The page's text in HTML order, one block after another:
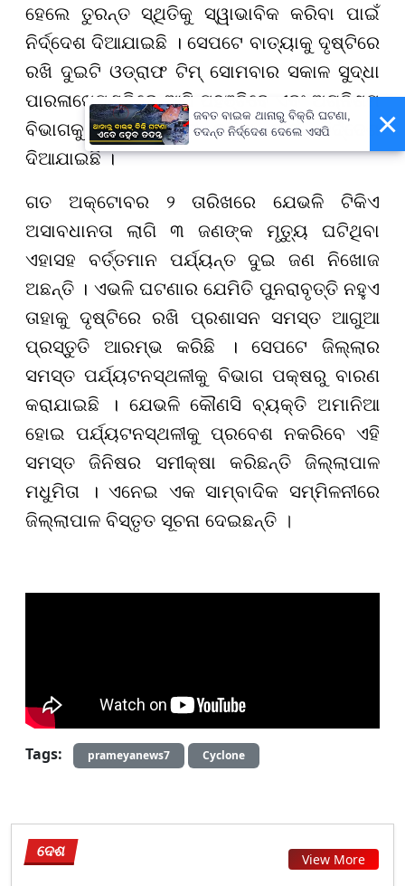
ହେଲେ ତୁରନ୍ତ ସ୍ଥିତିକୁ ସ୍ୱାଭାବିକ କରିବା ପାଇଁ
ନିର୍ଦ୍ଦେଶ ଦିଆଯାଇଛି । ସେପଟେ ବାତ୍ୟାକୁ ଦୃଷ୍ଟିରେ
ରଖି ଦୁଇଟି ଓଡ୍ରାଫ ଟିମ୍ ସୋମବାର ସକାଳ ସୁଦ୍ଧା
ପାରଳାଖେମୁଣ୍ଡିରେ ଆସି ପହଞ୍ଚିବେ ଏବଂ ଅଗ୍ନି ଶମ
ବିଭାଗକୁ ମଧ୍ୟ ସଜାଗ ରହିବାପାଇଁ ନିର୍ଦ୍ଦେଶ
ଦିଆଯାଇଛି ।
ଗତ ଅକ୍ଟୋବର ୨ ତାରିଖରେ ଯେଭଳି ଟିକିଏ
ଅସାବଧାନତା ଲାଗି ୩ ଜଣଙ୍କ ମୃତ୍ୟୁ ଘଟିଥିବା
ଏହାସହ ବର୍ତ୍ତମାନ ପର୍ଯ୍ୟନ୍ତ ଦୁଇ ଜଣ ନିଖୋଜ
ଅଛନ୍ତି । ଏଭଳି ଘଟଣାର ଯେମିତି ପୁନରାବୃତ୍ତି ନହୁଏ
ତାହାକୁ ଦୃଷ୍ଟିରେ ରଖି ପ୍ରଶାସନ ସମସ୍ତ ଆଗୁଆ
ପ୍ରସ୍ତୁତି ଆରମ୍ଭ କରିଛି । ସେପଟେ ଜିଲ୍ଲାର
ସମସ୍ତ ପର୍ଯ୍ୟଟନସ୍ଥଳୀକୁ ବିଭାଗ ପକ୍ଷରୁ ବାରଣ
କରାଯାଇଛି । ଯେଭଳି କୌଣସି ବ୍ୟକ୍ତି ଅମାନିଆ
ହୋଇ ପର୍ଯ୍ୟଟନସ୍ଥଳୀକୁ ପ୍ରବେଶ ନକରିବେ ଏହି
ସମସ୍ତ ଜିନିଷର ସମୀକ୍ଷା କରିଛନ୍ତି ଜିଲ୍ଲାପାଳ
ମଧୁମିତା । ଏନେଇ ଏକ ସାମ୍ବାଦିକ ସମ୍ମିଳନୀରେ
ଜିଲ୍ଲାପାଳ ବିସ୍ତୃତ ସୂଚନା ଦେଇଛନ୍ତି ।
Tags: prameyanews7 Cyclone
ଦେଶ View More
×
ଜବତ ବାଇକ ଥାନାରୁ ବିକ୍ରି ଘଟଣା,
ତଦନ୍ତ ନିର୍ଦ୍ଦେଶ ଦେଲେ ଏସପି